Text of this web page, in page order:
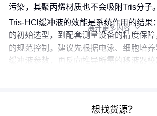
污染，其聚丙烯材质也不会吸附Tris分子。
Tris-HCl缓冲液的效能是系统作用的结果
的初始选型，到配套测量设备的精度保
的规范控制。建议先根据电泳、细胞培
缓冲液参数，再反向推导所需的移液器
展开更多内容 
想找货源？